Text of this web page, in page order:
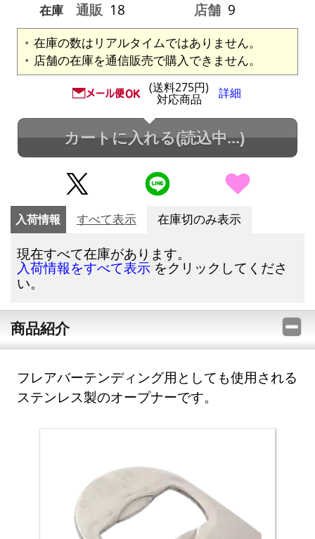
在庫
通販 18 店舗 9
在庫の数はリアルタイムではありません。
店舗の在庫を通信販売で購入できません。
(送料275円)
対応商品 詳細
カートに入れる(読込中...)
入荷情報 すべて表示 在庫切のみ表示
現在すべて在庫があります。
入荷情報をすべて表示 をクリックしてくださ
い。
商品紹介
フレアバーテンディング用としても使用される
ステンレス製のオープナーです。